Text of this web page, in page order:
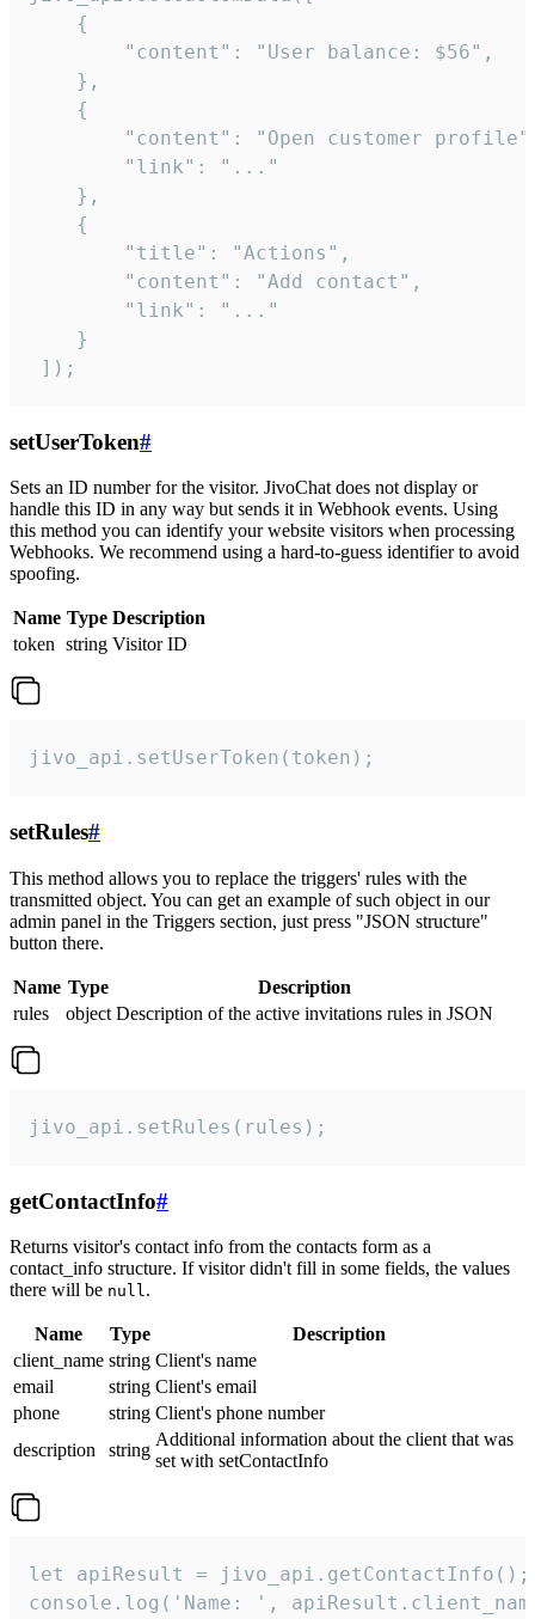
    {
        "content": "User balance: $56",
    },
    {
"content": "Open customer
        "link": "..."
    },
    {
        "title": "Actions",
        "content": "Add contact",
        "link": "..."
    }
]);
setUserToken#
Sets an ID number for the visitor. JivoChat does not display or
handle this ID in any way but sends it in Webhook events. Using
this method you can identify your website visitors when processing
Webhooks. We recommend using a hard-to-guess identifier to avoid
spoofing.
Name Type Description
token string Visitor ID
jivo_api.setUserToken(token);
setRules#
This method allows you to replace the triggers' rules with the
transmitted object. You can get an example of such object in our
admin panel in the Triggers section, just press "JSON structure"
button there.
Name Type
Description
rules
object Description of the active invitations rules in JSON
jivo_api.setRules(rules);
getContactInfo#
Returns visitor's contact info from the contacts form as a
contact_info structure. If visitor didn't fill in some fields, the values
there will be null.
Name Type
Description
client_name string Client's name
email
string Client's email
phone
string Client's phone number
description
string
Additional information about the client that was
set with setContactInfo
let apiResult = jivo_api.getContactInfo();
console.log('Name: ',